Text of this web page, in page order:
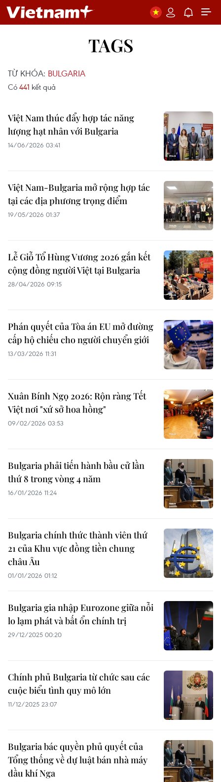
TAGS
TỪ KHÓA: BULGARIA
Có 441 kết quả
Việt Nam thúc đẩy hợp tác năng
lượng hạt nhân với Bulgaria
14/06/2026 03:41
Việt Nam-Bulgaria mở rộng hợp tác
tại các địa phương trọng điểm
19/05/2026 01:37
Lễ Giỗ Tổ Hùng Vương 2026 gắn kết
cộng đồng người Việt tại Bulgaria
28/04/2026 09:15
Phán quyết của Tòa án EU mở đường
cấp hộ chiếu cho người chuyển giới
13/03/2026 11:31
Xuân Bính Ngọ 2026: Rộn ràng Tết
Việt nơi "xứ sở hoa hồng"
09/02/2026 03:53
Bulgaria phải tiến hành bầu cử lần
thứ 8 trong vòng 4 năm
16/01/2026 11:24
Bulgaria chính thức thành viên thứ
21 của Khu vực đồng tiền chung
châu Âu
01/01/2026 01:12
Bulgaria gia nhập Eurozone giữa nỗi
lo lạm phát và bất ổn chính trị
29/12/2025 00:20
Chính phủ Bulgaria từ chức sau các
cuộc biểu tình quy mô lớn
11/12/2025 23:07
Bulgaria bác quyền phủ quyết của
Tổng thống về dự luật bán nhà máy
dầu khí Nga